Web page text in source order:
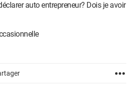
auto entrepreneur? Dois je avoir